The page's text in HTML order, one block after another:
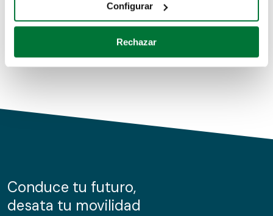
Identificar su dispositivo analizándolo activamente
para buscar características específicas (huellas
Obtenga más información sobre cómo se procesan sus
de cookies.
información sobre el uso que haga del sitio web con
nuestros partners de redes sociales, publicidad y análisis
Configurar
Rechazar
Conduce tu futuro,
desata tu movilidad